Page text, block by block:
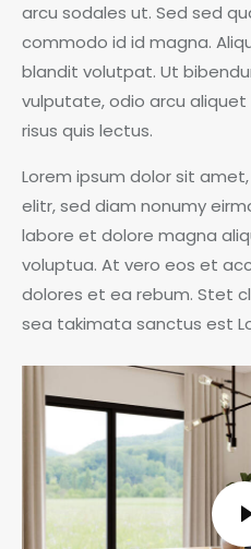
arcu sodales ut. Sed sed
commodo id id magna.
blandit volutpat. Ut
vulputate, odio arcu
risus quis lectus.
Lorem ipsum dolor sit
elitr, sed diam nonumy
labore et dolore magna
voluptua. At vero eos et
dolores et ea rebum. Stet
sea takimata sanctus est